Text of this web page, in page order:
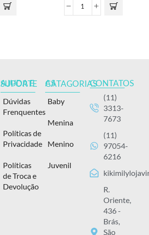
AJUDA E SUPORTE
Dúvidas
Frenquentes
Políticas de
Privacidade
Políticas
de Troca e
Devolução
AS CATAGORIAS
Baby
Menina
Menino
Juvenil
CONTATOS
(11)
3313-
7673
(11)
97054-
6216
R.
Oriente,
436 -
Brás,
São